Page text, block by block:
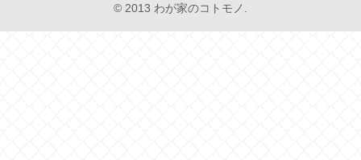
© 2013 わが家のコトモノ.